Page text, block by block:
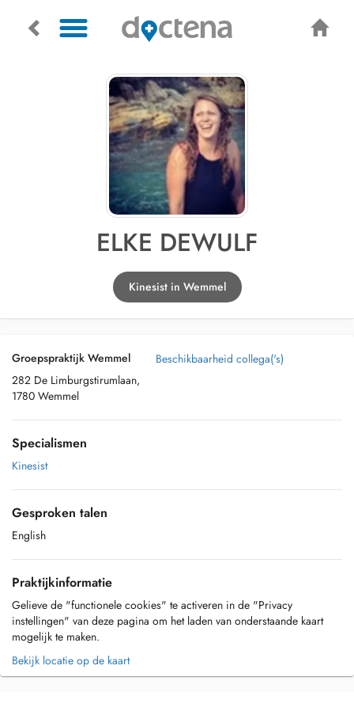
ELKE DEWULF
Kinesist in Wemmel
Groepspraktijk Wemmel
282 De Limburgstirumlaan,
1780 Wemmel
Beschikbaarheid collega('s)
Specialismen
Kinesist
Gesproken talen
English
Praktijkinformatie
Gelieve de "functionele cookies" te activeren in de "Privacy
instellingen" van deze pagina om het laden van onderstaande kaart
mogelijk te maken.
Bekijk locatie op de kaart